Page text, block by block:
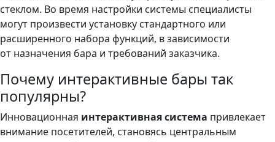
стеклом. Во время настройки системы специалисты
могут произвести установку стандартного или
расширенного набора функций, в зависимости
от назначения бара и требований заказчика.
Почему интерактивные бары так
популярны?
Инновационная интерактивная система привлекает
внимание посетителей, становясь центральным